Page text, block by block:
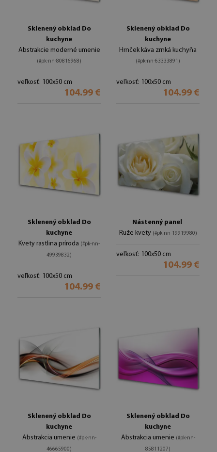
Sklenený obklad Do
kuchyne
Abstrakcie moderné umenie
(#pk-nn-80816968)
veľkosť: 100x50 cm
104.99 €
Sklenený obklad Do
kuchyne
Hrnček káva zrnká kuchyňa
(#pk-nn-63333891)
veľkosť: 100x50 cm
104.99 €
Sklenený obklad Do
kuchyne
Kvety rastlina príroda (#pk-nn-
49939832)
veľkosť: 100x50 cm
104.99 €
Nástenný panel
Ruže kvety (#pk-nn-19919980)
veľkosť: 100x50 cm
104.99 €
Sklenený obklad Do
kuchyne
Abstrakcia umenie (#pk-nn-
46665900)
Sklenený obklad Do
kuchyne
Abstrakcia umenie (#pk-nn-
85811207)